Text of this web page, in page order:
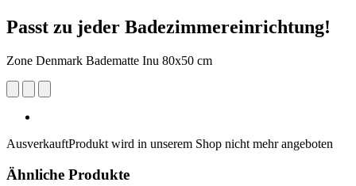
Passt zu jeder Badezimmereinrichtung!
Zone Denmark Badematte Inu 80x50 cm
AusverkauftProdukt wird in unserem Shop nicht mehr angeboten
Ähnliche Produkte